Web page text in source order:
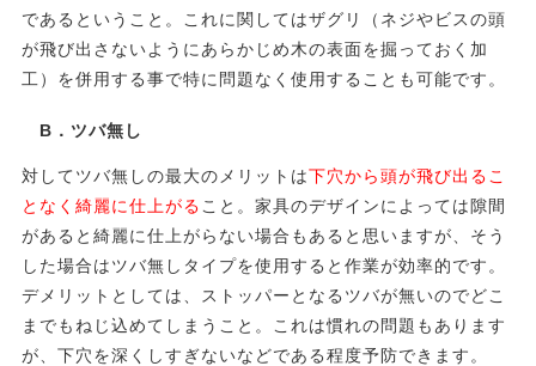
であるということ。これに関してはザグリ（ネジやビスの頭
が飛び出さないようにあらかじめ木の表面を掘っておく加
工）を併用する事で特に問題なく使用することも可能です。
B．ツバ無し
対してツバ無しの最大のメリットは下穴から頭が飛び出るこ
となく綺麗に仕上がる こと。家具のデザインによっては隙間
があると綺麗に仕上がらない場合もあると思いますが、そう
した場合はツバ無しタイプを使用すると作業が効率的です。
デメリットとしては、ストッパーとなるツバが無いのでどこ
までもねじ込めてしまうこと。これは慣れの問題もあります
が、下穴を深くしすぎないなどである程度予防できます。